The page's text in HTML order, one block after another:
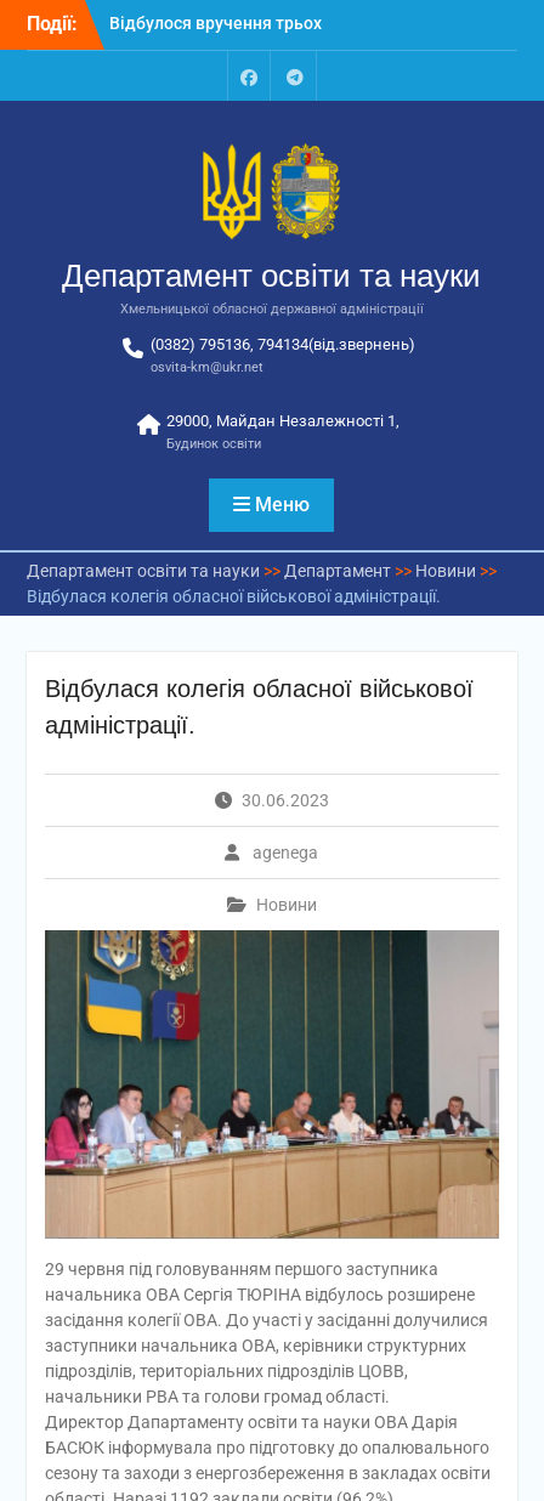
Перейти
Події:
Відбулося вручення трьох
автобусів для потреб
Відбулося засідання
освіти та науки обласної
державної адміністрації
Відбулась обласна
національно-патріотичне
виховання
FacebookTalegram
Департамент освіти та науки
Хмельницької обласної державної адміністрації
(0382) 795136, 794134(від.звернень)
osvita-km@ukr.net
29000, Майдан Незалежності 1,
Будинок освіти
Меню
Департамент освіти та науки >> Департамент>> Новини >>
Відбулася колегія обласної військової адміністрації.
Відбулася колегія обласної військової
адміністрації.
30.06.2023
agenega
Новини
29 червня під головуванням першого заступника
начальника ОВА Сергія ТЮРІНА відбулось розширене
засідання колегії ОВА. До участі у засіданні долучилися
заступники начальника ОВА, керівники структурних
підрозділів, територіальних підрозділів ЦОВВ,
начальники РВА та голови громад області.
Директор Дапартаменту освіти та науки ОВА Дарія
БАСЮК інформувала про підготовку до опалювального
сезону та заходи з енергозбереження в закладах освіти